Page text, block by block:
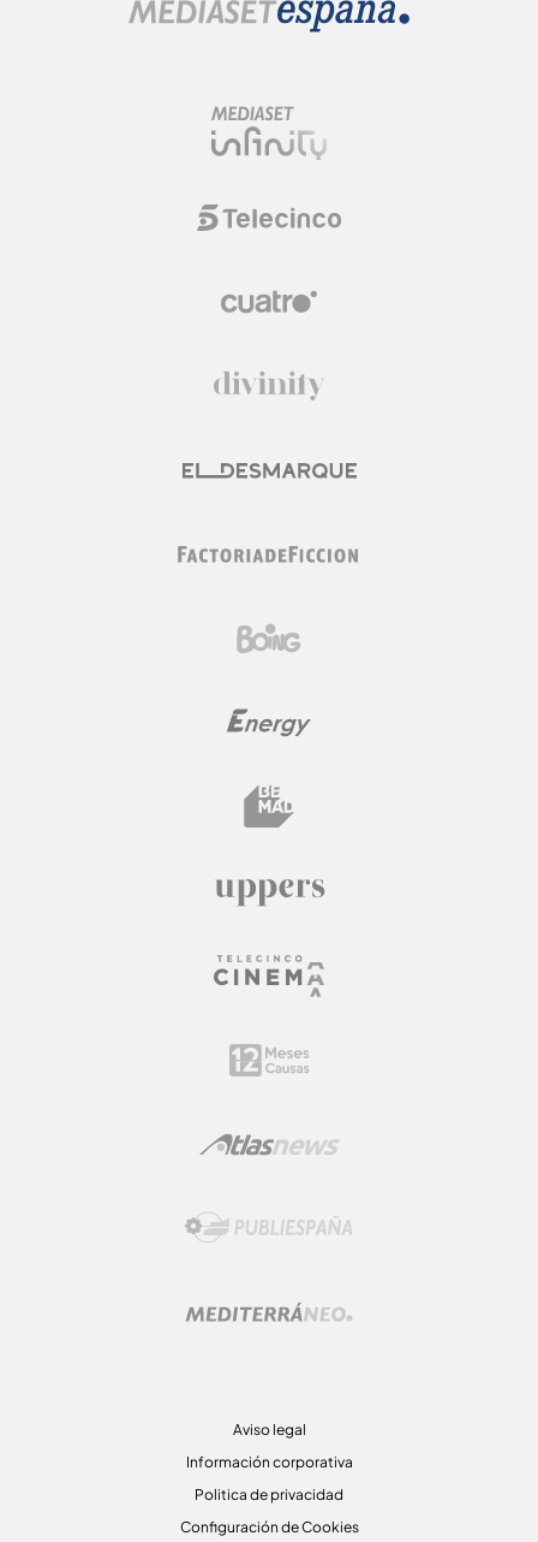
Aviso legal
Información corporativa
Politica de privacidad
Configuración de Cookies